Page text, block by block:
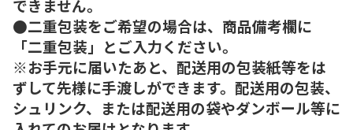
できません。
●二重包装をご希望の場合は、商品備考欄に
「二重包装」とご入力ください。
※お手元に届いたあと、配送用の包装紙等をは
ずして先様に手渡しができます。配送用の包装、
シュリンク、または配送用の袋やダンボール等に